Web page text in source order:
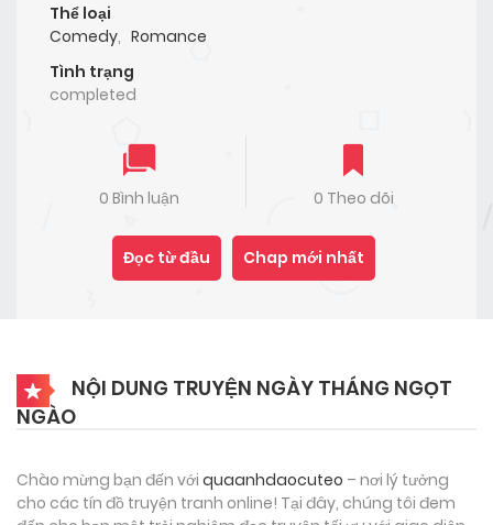
Thể loại
Comedy, Romance
Tình trạng
completed
0 Bình luận 0 Theo dõi
Đọc từ đầu Chap mới nhất
NỘI DUNG TRUYỆN NGÀY THÁNG NGỌT
NGÀO
Chào mừng bạn đến với quaanhdaocuteo – nơi lý tưởng
cho các tín đồ truyện tranh online! Tại đây, chúng tôi đem